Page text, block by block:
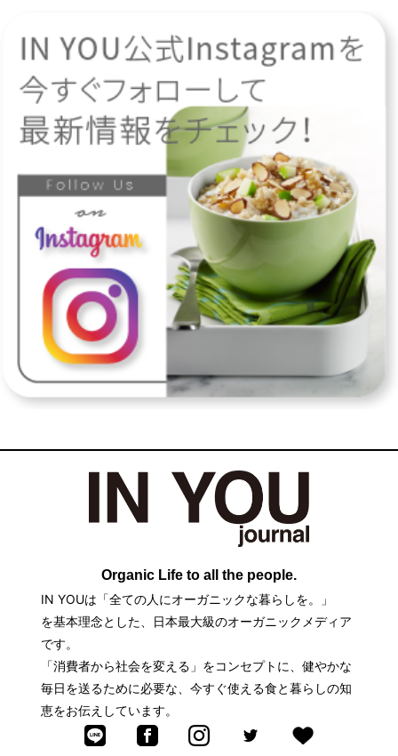
Organic Life to all the people.
IN YOUは「全ての人にオーガニックな暮らしを。」
を基本理念とした、日本最大級のオーガニックメディア
です。
「消費者から社会を変える」をコンセプトに、健やかな
毎日を送るために必要な、今すぐ使える食と暮らしの知
恵をお伝えしています。